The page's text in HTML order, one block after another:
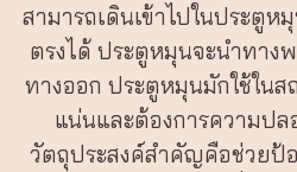
สามารถเดินเข้าไปในประตูห
ตรงได้ ประตูหมุนจะนำทาง
ทางออก ประตูหมุนมักใช้ใน
แน่นและต้องการความป
วัตถุประสงค์สำคัญคือช่วยป้